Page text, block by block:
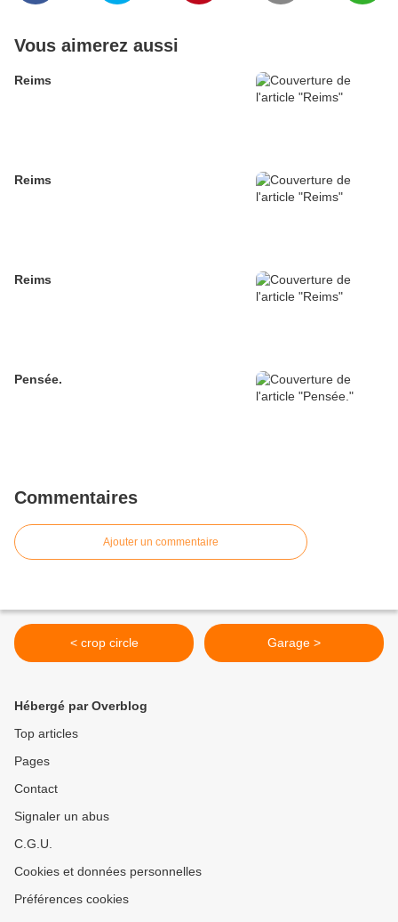
Vous aimerez aussi
Reims
Reims
Reims
Pensée.
Commentaires
Ajouter un commentaire
< crop circle Garage >
Hébergé par Overblog
Top articles
Pages
Contact
Signaler un abus
C.G.U.
Cookies et données personnelles
Préférences cookies